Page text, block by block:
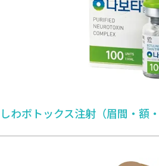
しわボトックス注射（眉間・額・